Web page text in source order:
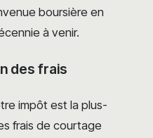
boursière en
à venir.
des frais
impôt est la plus-
frais de courtage